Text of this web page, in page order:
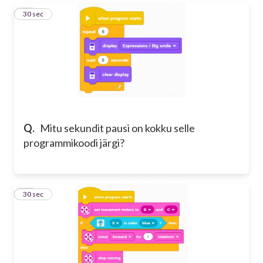
Q. Mitu sekundit pausi on kokku selle
programmikoodi järgi?
15
30 sec
16
30 sec